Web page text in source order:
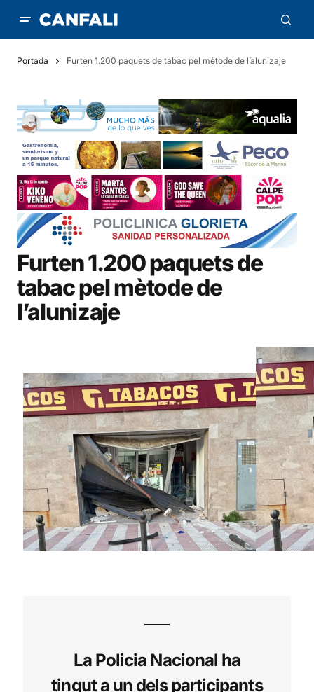
Portada Furten 1.200 paquets de tabac pel mètode de l’alunizaje
Furten 1.200 paquets de
tabac pel mètode de
l’alunizaje
La Policia Nacional ha
tingut a un dels participants